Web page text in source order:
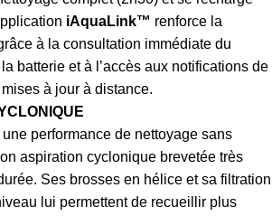
iAquaLink™ renforce la
à la consultation immédiate du
batterie et à l’accès aux notifications de
à jour à distance.
une performance de nettoyage sans
aspiration cyclonique brevetée très
Ses brosses en hélice et sa filtration
lui permettent de recueillir plus